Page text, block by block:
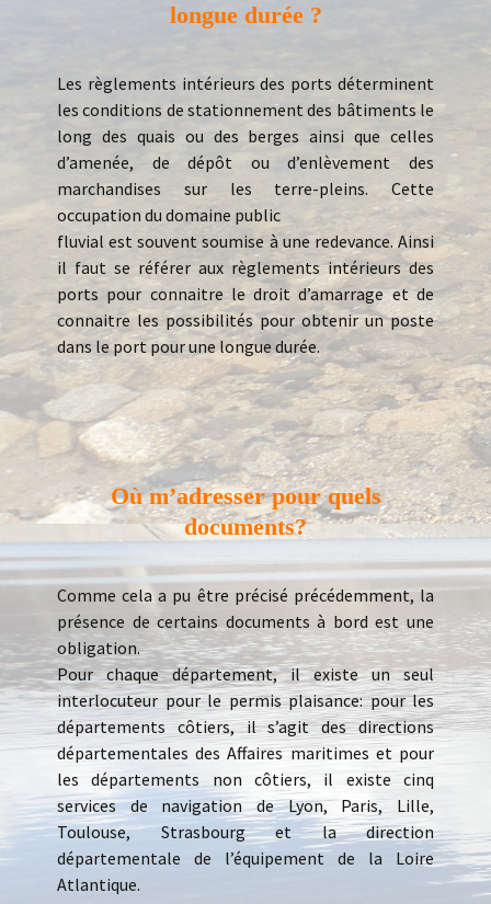
longue durée ?
Les règlements intérieurs des ports déterminent
les conditions de stationnement des bâtiments le
long des quais ou des berges ainsi que celles
d’amenée, de dépôt ou d’enlèvement des
marchandises sur les terre-pleins. Cette
occupation du domaine public
fluvial est souvent soumise à une redevance. Ainsi
il faut se référer aux règlements intérieurs des
ports pour connaitre le droit d’amarrage et de
connaitre les possibilités pour obtenir un poste
dans le port pour une longue durée.
Où m’adresser pour quels
documents?
Comme cela a pu être précisé précédemment, la
présence de certains documents à bord est une
obligation.
Pour chaque département, il existe un seul
interlocuteur pour le permis plaisance: pour les
départements côtiers, il s’agit des directions
départementales des Affaires maritimes et pour
les départements non côtiers, il existe cinq
services de navigation de Lyon, Paris, Lille,
Toulouse, Strasbourg et la direction
départementale de l’équipement de la Loire
Atlantique.